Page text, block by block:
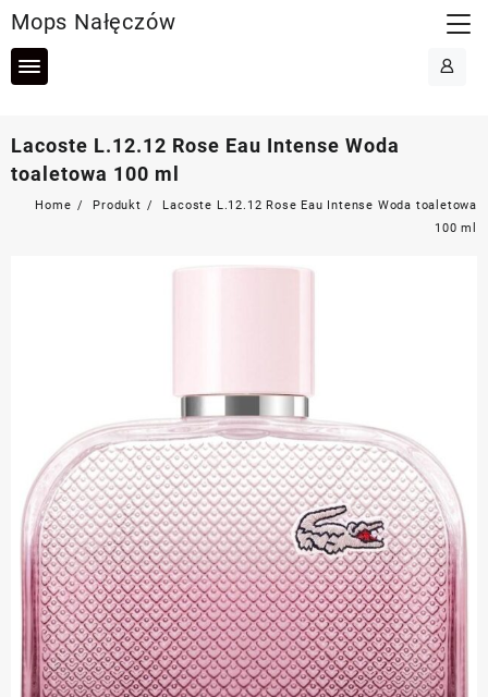
to
content
Mops Nałęczów
Lacoste L.12.12 Rose Eau Intense Woda
toaletowa 100 ml
Home Produkt
Lacoste L.12.12 Rose Eau Intense Woda toaletowa
100 ml